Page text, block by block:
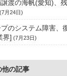
渡の海帆(愛知)、
(7月24日)
のシステム障害、
界] (7月23日)
他の記事